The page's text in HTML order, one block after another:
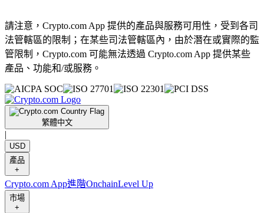
請注意，Crypto.com App 提供的產品與服務可用性，受到各司
法管轄區的限制；在某些司法管轄區內，由於潛在或實際的監
管限制，Crypto.com 可能無法透過 Crypto.com App 提供某些
產品、功能和/或服務。
繁體中文
USD
產品
+
Crypto.com App進階OnchainLevel Up
市場
+